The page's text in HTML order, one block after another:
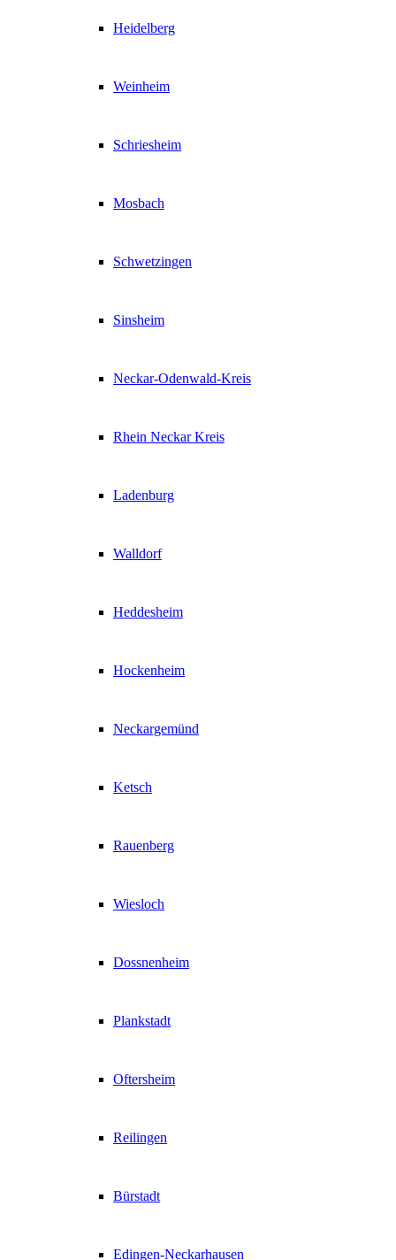
Heidelberg
Weinheim
Schriesheim
Mosbach
Schwetzingen
Sinsheim
Neckar-Odenwald-Kreis
Rhein Neckar Kreis
Ladenburg
Walldorf
Heddesheim
Hockenheim
Neckargemünd
Ketsch
Rauenberg
Wiesloch
Dossnenheim
Plankstadt
Oftersheim
Reilingen
Bürstadt
Edingen-Neckarhausen